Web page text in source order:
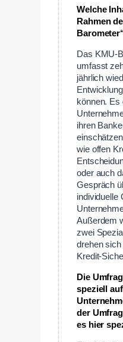
Welche
Rahmen
Das KMU-
umfasst
jährlich
können. Es
ihren
wie offen
oder auch
Gespräch
individuelle
Außerdem
zwei
drehen
Kredit-
Die
speziell
der
es hier